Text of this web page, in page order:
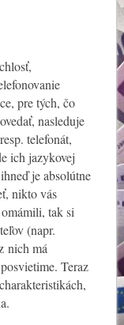
pre tých, čo
nasleduje
telefonát,
ich jazykovej
je absolútne
nikto vás
tak si
(napr.
nich má
Teraz